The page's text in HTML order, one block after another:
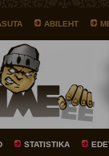
ABILEHT
STATISTIKA